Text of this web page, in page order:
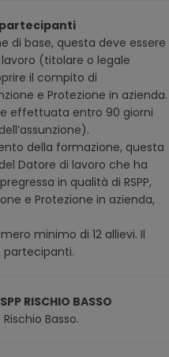
di base, questa deve essere
(titolare o legale
il compito di
e Protezione in azienda.
effettuata entro 90 giorni
della formazione, questa
Datore di lavoro che ha
in qualità di RSPP,
e Protezione in azienda,
minimo di 12 allievi. Il
partecipanti.
RISCHIO BASSO
Basso.